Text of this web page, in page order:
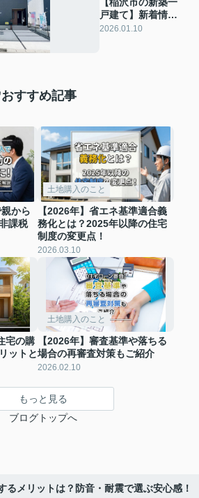
戸建て】新着情
報 稲沢市矢合町
2026.01.10
すすめ記事
から
課税
土地購入のこと
【2026年】省エネ基準適合義
務化とは？2025年以降の住宅
制度の変更点！
2026.03.10
宅の購
ットと
土地購入のこと
【2026年】審査基準や落ちる
場合の再審査対策もご紹介
2026.02.10
もっと見る
ブログトップへ
メリットは？防音・耐震で選ぶ安心感！